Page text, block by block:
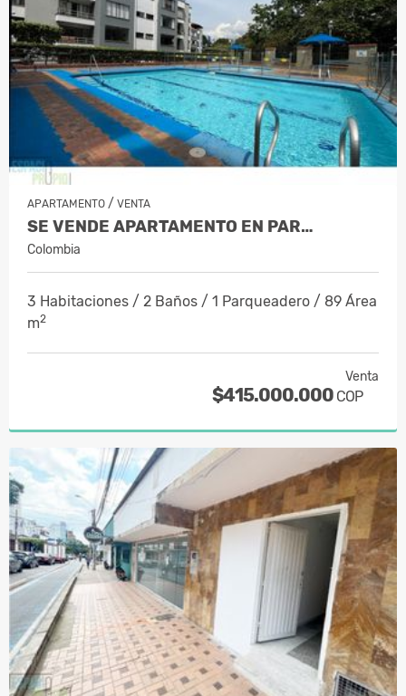
APARTAMENTO / VENTA
SE VENDE APARTAMENTO EN PAR…
Colombia
3 Habitaciones / 2 Baños / 1 Parqueadero / 89 Área
m2
Venta
$415.000.000 COP